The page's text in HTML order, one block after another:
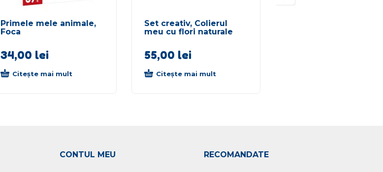
Primele mele animale,
Foca
34,00 lei
Citește mai mult
Set creativ, Colierul
meu cu flori naturale
55,00 lei
Citește mai mult
CONTUL MEU RECOMANDATE